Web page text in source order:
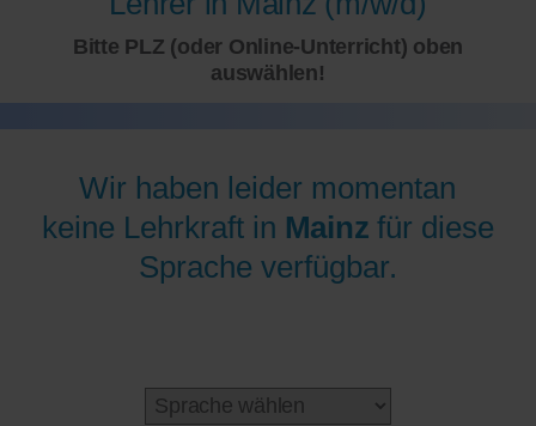
Bitte PLZ (oder Online-Unterricht) oben
auswählen!
Wir haben leider momentan
keine Lehrkraft in Mainz für diese
Sprache verfügbar.